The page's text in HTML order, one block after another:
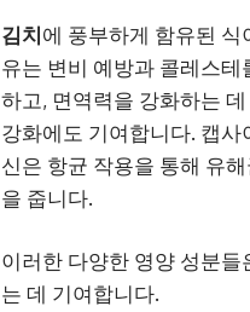
김치에 풍부하게 함유된
유는 변비 예방과 콜레스
하고, 면역력을 강화하는
강화에도 기여합니다. 캡
신은 항균 작용을 통해 유
을 줍니다.
이러한 다양한 영양 성분들
는 데 기여합니다.